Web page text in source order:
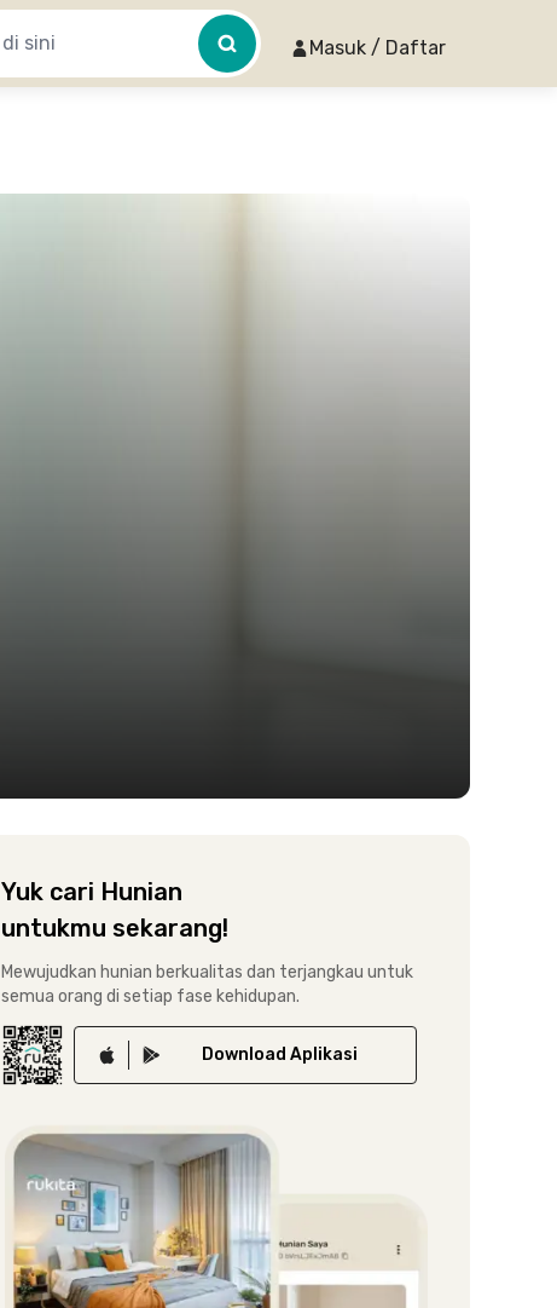
Masuk / Daftar
Yuk cari Hunian
untukmu sekarang!
Mewujudkan hunian berkualitas dan terjangkau untuk
semua orang di setiap fase kehidupan.
Download Aplikasi